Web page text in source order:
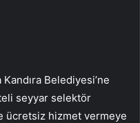
Belediyesi’ne
seyyar selektör
ücretsiz hizmet vermeye